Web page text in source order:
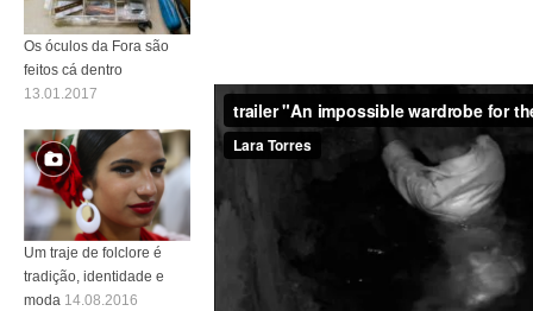
Os óculos da Fora são
feitos cá dentro
13.01.2017
Um traje de folclore é
tradição, identidade e
moda 14.08.2016